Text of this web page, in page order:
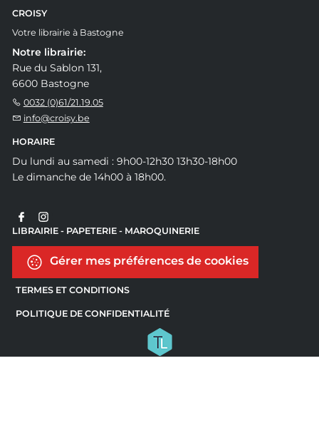
CROISY
Votre librairie à Bastogne
Notre librairie:
Rue du Sablon 131,
6600 Bastogne
0032 (0)61/21.19.05
info@croisy.be
HORAIRE
Du lundi au samedi : 9h00-12h30 13h30-18h00
Le dimanche de 14h00 à 18h00.
LIBRAIRIE - PAPETERIE - MAROQUINERIE
Gérer mes préférences de cookies
TERMES ET CONDITIONS
POLITIQUE DE CONFIDENTIALITÉ